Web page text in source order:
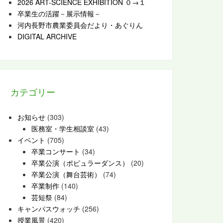
卒業生の活躍－展示情報－
河内長野市農業委員会だより・あぐりん
DIGITAL ARCHIVE
カテゴリー
お知らせ (303)
医務室・学生相談室 (43)
イベント (705)
卒業コンサート (34)
卒業公演（ポピュラーダンス）
(20)
卒業公演（舞台芸術）
(74)
卒業制作 (140)
芸短祭 (84)
キャンパスウォッチ (256)
授業風景 (420)